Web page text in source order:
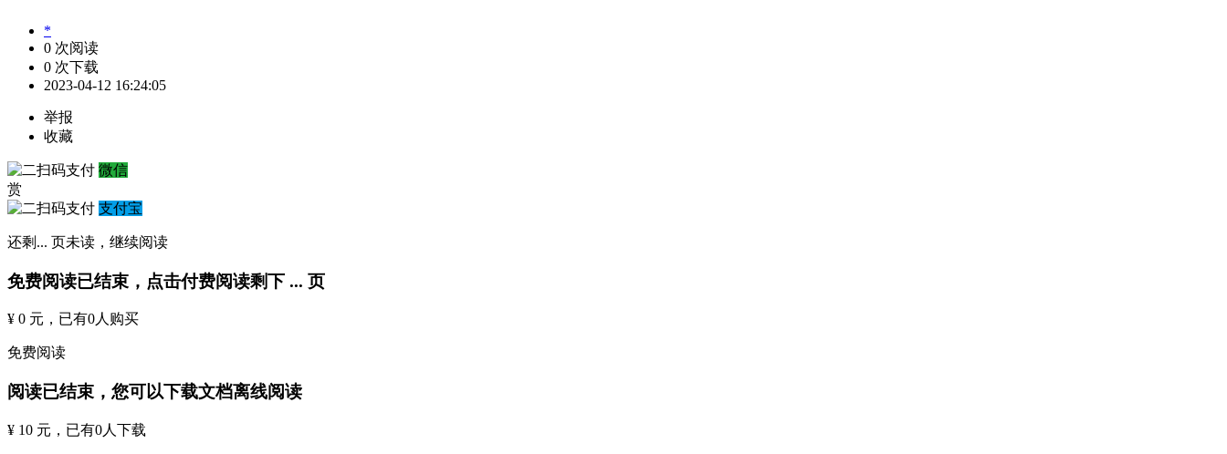
*
0 次阅读
0 次下载
2023-04-12 16:24:05
举报
收藏
微信
赏
支付宝
还剩 ... 页未读， 继续阅读
免费阅读已结束，点击付费阅读剩下 ... 页
¥ 0 元 ，已有0人购买
免费阅读
阅读已结束，您可以下载文档离线阅读
¥ 10 元 ，已有0人下载